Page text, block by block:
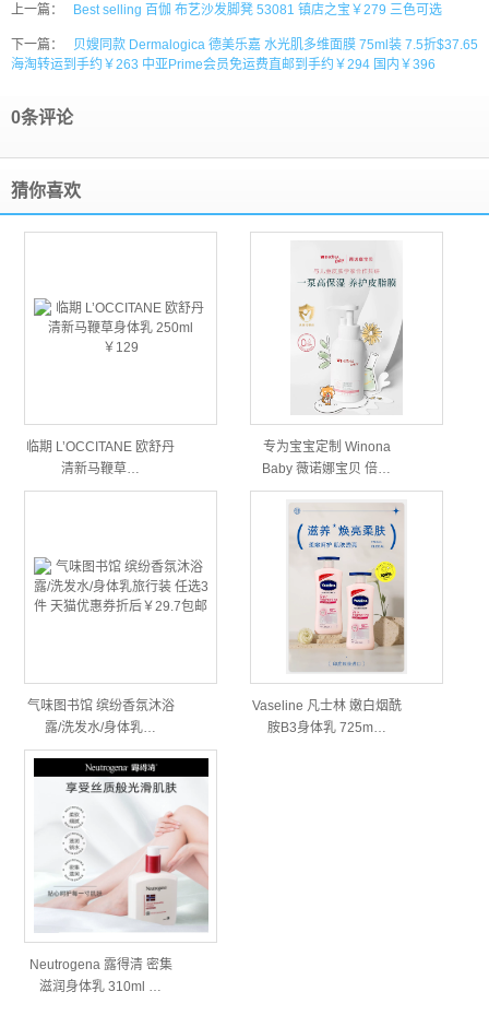
上一篇： Best selling 百伽 布艺沙发脚凳 53081 镇店之宝￥279 三色可选
下一篇：
贝嫂同款 Dermalogica 德美乐嘉 水光肌多维面膜 75ml装 7.5折$37.65
海淘转运到手约￥263 中亚Prime会员免运费直邮到手约￥294 国内￥396
0条评论
猜你喜欢
临期 L’OCCITANE 欧舒丹
清新马鞭草…
专为宝宝定制 Winona
Baby 薇诺娜宝贝 倍…
气味图书馆 缤纷香氛沐浴
露/洗发水/身体乳…
Vaseline 凡士林 嫩白烟酰
胺B3身体乳 725m…
Neutrogena 露得清 密集
滋润身体乳 310ml …